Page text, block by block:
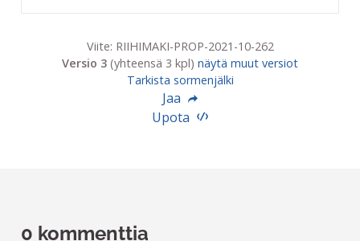
Viite: RIIHIMAKI-PROP-2021-10-262
Versio 3 (yhteensä 3 kpl) näytä muut versiot
Tarkista sormenjälki
Jaa
Upota
0 kommenttia